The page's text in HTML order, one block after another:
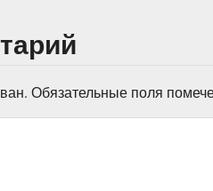
Обязательные поля